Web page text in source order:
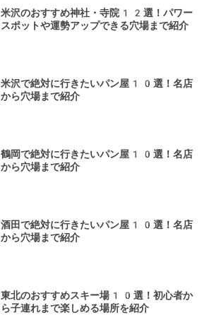
米沢のおすすめ神社・寺院12選！パワー
スポットや運勢アップできる穴場まで紹介
米沢で絶対に行きたいパン屋10選！名店
から穴場まで紹介
鶴岡で絶対に行きたいパン屋10選！名店
から穴場まで紹介
酒田で絶対に行きたいパン屋10選！名店
から穴場まで紹介
東北のおすすめスキー場10選！初心者か
ら子連れまで楽しめる場所を紹介